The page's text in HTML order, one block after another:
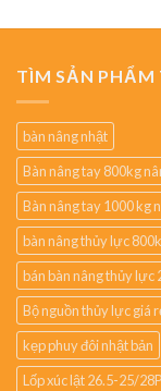
TÌM SẢN
bàn nâng nhật
Bàn nâng tay 800kg
Bàn nâng tay 1000 kg
bàn nâng thủy lực
bán bàn nâng thủy lực
Bộ nguồn thủy lực giá
kẹp phuy đôi nhật bản
Lốp xúc lật 26.5-25/